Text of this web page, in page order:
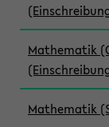
Mathematik
Mathematik